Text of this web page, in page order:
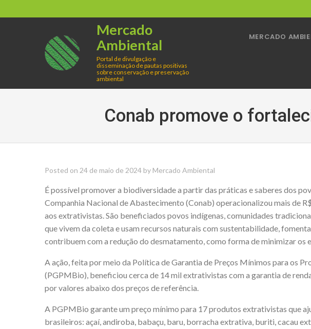
to
Mercado
Ambiental
Portal de divulgação e
disseminação de pautas positivas
sobre conservação e preservação
ambiental
MERCADO
Conab promove o
Posted on 24 de maio de 2024 by Mercado Ambiental
É possível promover a biodiversidade a partir das práticas e saberes dos
Companhia Nacional de Abastecimento (Conab) operacionalizou mais de
aos extrativistas. São beneficiados povos indígenas, comunidades
que vivem da coleta e usam recursos naturais com sustentabilidade,
contribuem com a redução do desmatamento, como forma de minimizar os
A ação, feita por meio da Política de Garantia de Preços Mínimos para os
(PGPMBio), beneficiou cerca de 14 mil extrativistas com a garantia de
por valores abaixo dos preços de referência.
A PGPMBio garante um preço mínimo para 17 produtos extrativistas que
brasileiros: açaí, andiroba, babaçu, baru, borracha extrativa, buriti, cacau